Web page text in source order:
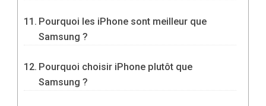
Pourquoi les iPhone sont meilleur que
Samsung ?
Pourquoi choisir iPhone plutôt que
Samsung ?